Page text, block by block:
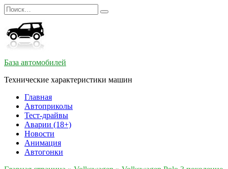
Перейти
к
содержанию
Search
for:
База автомобилей
Технические характеристики машин
Главная
Автоприколы
Тест-драйвы
Аварии (18+)
Новости
Анимация
Автогонки